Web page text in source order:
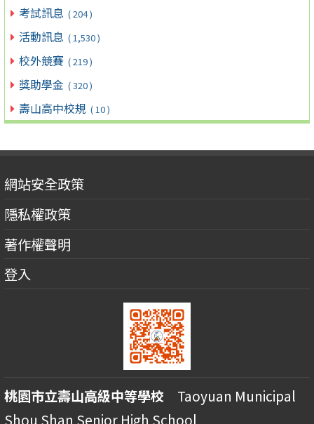
考試訊息 ( 204 )
活動訊息 ( 1,530 )
校外競賽 ( 219 )
獎助學金 ( 320 )
壽山高中校規 ( 10 )
網站安全政策
隱私權政策
著作權聲明
登入
桃園市立壽山高級中等學校 Taoyuan Municipal